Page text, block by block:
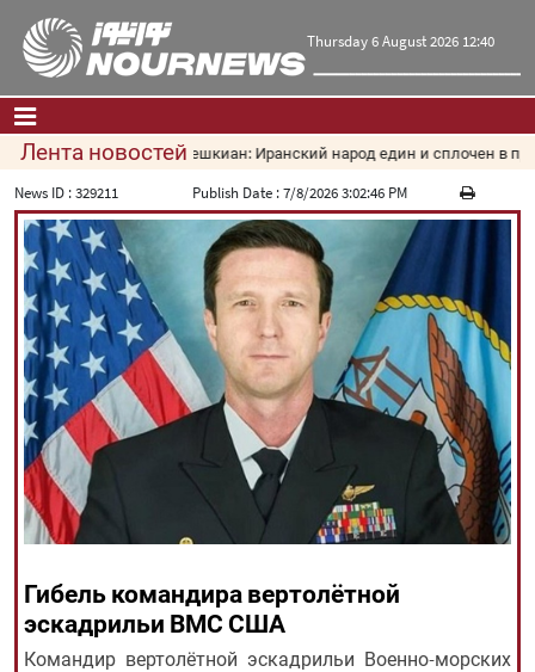
Thursday 6 August 2026 12:40
Главная|Контакты|О нас
Новости
Культура и общество
Экономика
Политика
взгляд
Мультимедиа
|فارسی العربیه|
|עברית русский 中文 |
All rights reserved for NourNews
Copyright © 2021 www.nournews.ir
Лента новостейПезешкиан: Иранский народ един и сплочен в
News ID :329211 Publish Date :7/8/2026 3:02:46 PM
Гибель командира вертолётной
эскадрильи ВМС США
Командир вертолётной эскадрильи Военно-морских